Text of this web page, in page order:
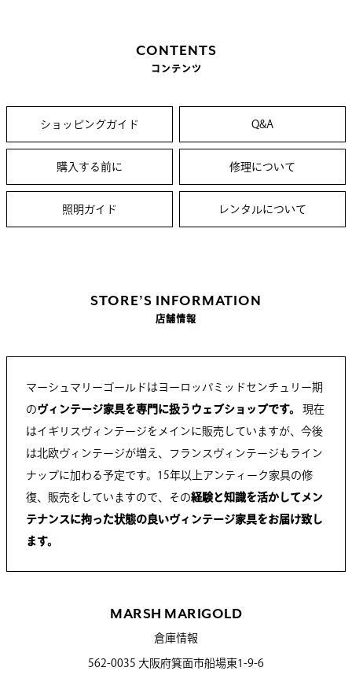
CONTENTS
コンテンツ
ショッピングガイド Q&A
購入する前に 修理について
照明ガイド レンタルについて
STORE’S INFORMATION
店舗情報
マーシュマリーゴールドはヨーロッパミッドセンチュリー期
のヴィンテージ家具を専門に扱うウェブショップです。 現在
はイギリスヴィンテージをメインに販売していますが、今後
は北欧ヴィンテージが増え、フランスヴィンテージもライン
ナップに加わる予定です。15年以上アンティーク家具の修
復、販売をしていますので、その経験と知識を活かしてメン
テナンスに拘った状態の良いヴィンテージ家具をお届け致し
ます。
MARSH MARIGOLD
倉庫情報
562-0035 大阪府箕面市船場東1-9-6